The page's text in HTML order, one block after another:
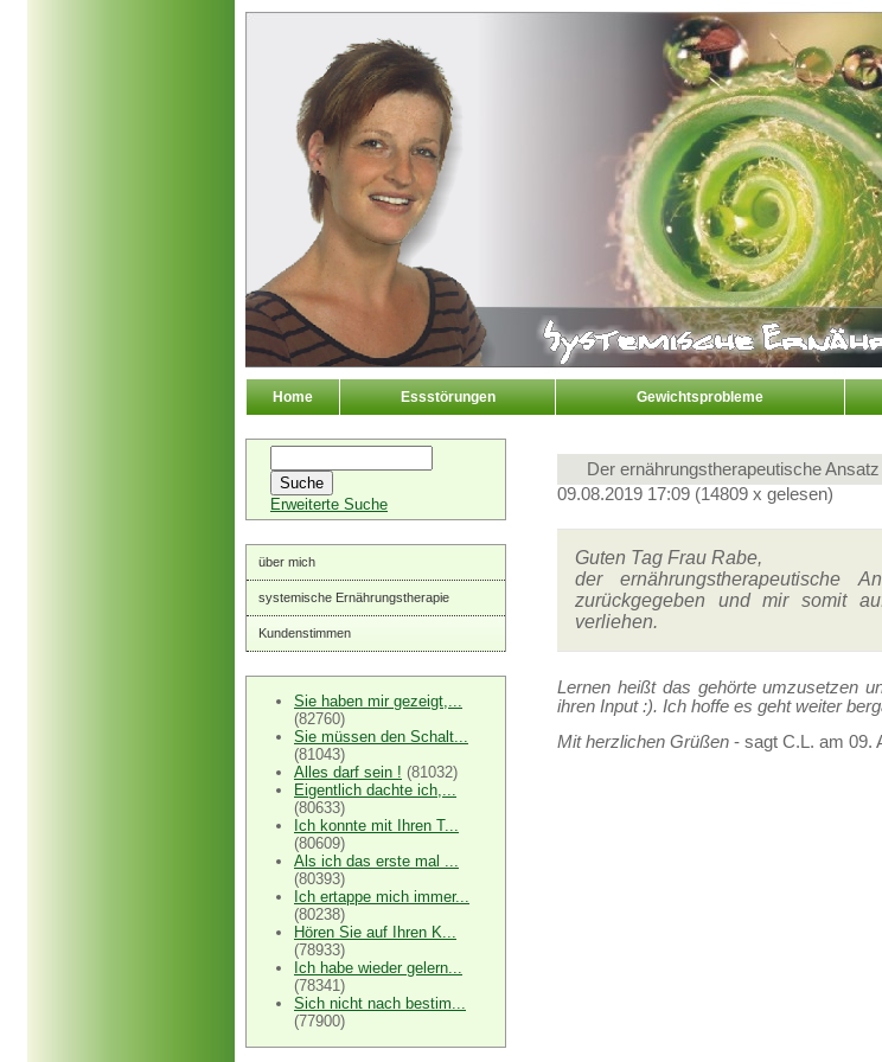
Home Essstörungen Gewichtsprobleme
Erweiterte Suche
über mich
systemische Ernährungstherapie
Kundenstimmen
Sie haben mir gezeigt,...
(82760)
Sie müssen den Schalt...
(81043)
Alles darf sein ! (81032)
Eigentlich dachte ich,...
(80633)
Ich konnte mit Ihren T...
(80609)
Als ich das erste mal ...
(80393)
Ich ertappe mich immer...
(80238)
Hören Sie auf Ihren K...
(78933)
Ich habe wieder gelern...
(78341)
Sich nicht nach bestim...
(77900)
Der ernährungstherapeutische
09.08.2019 17:09 (14809 x gelesen)
Guten Tag Frau Rabe,
der ernährungstherapeutische
zurückgegeben und mir somit
verliehen.
Lernen heißt das gehörte umzusetzen
ihren Input :). Ich hoffe es geht weiter
Mit herzlichen Grüßen - sagt C.L. am 09.